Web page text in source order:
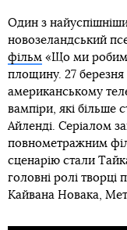
Один з
новозеландський
фільм «Що ми
площину. 27 березня
американському
вампіри, які більше
Айленді. Серіалом
повнометражним
сценарію стали
головні ролі творці
Кайвана Новака,